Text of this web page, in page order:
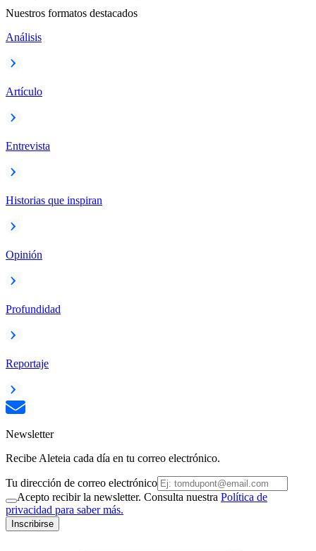
Nuestros formatos destacados
Análisis
Artículo
Entrevista
Historias que inspiran
Opinión
Profundidad
Reportaje
Newsletter
Recibe Aleteia cada día en tu correo electrónico.
Tu dirección de correo electrónico
Acepto recibir la newsletter. Consulta nuestra Política de
privacidad para saber más.
Inscribirse